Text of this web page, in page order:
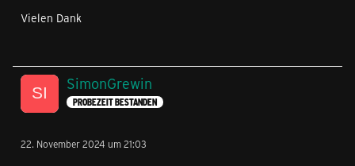
Vielen Dank
SimonGrewin
PROBEZEIT BESTANDEN
22. November 2024 um 21:03